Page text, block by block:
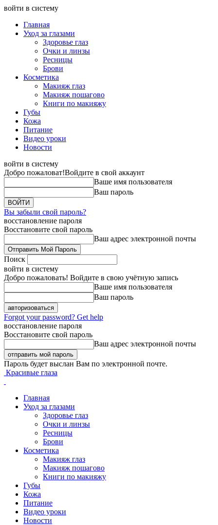
войти в систему
Главная
Уход за глазами
Здоровье глаз
Очки и линзы
Ресницы
Брови
Косметика
Макияж глаз
Макияж пошагово
Книги по макияжу
Губы
Кожа
Питание
Видео уроки
Новости
войти в систему
Добро пожаловат!Войдите в свой аккаунт
Ваше имя пользователя
Ваш пароль
Вы забыли свой пароль?
восстановление пароля
Восстановите свой пароль
Ваш адрес электронной почты
Поиск
войти в систему
Добро пожаловать! Войдите в свою учётную запись
Ваше имя пользователя
Ваш пароль
Forgot your password? Get help
восстановление пароля
Восстановите свой пароль
Ваш адрес электронной почты
Пароль будет выслан Вам по электронной почте.
Красивые глаза
Главная
Уход за глазами
Здоровье глаз
Очки и линзы
Ресницы
Брови
Косметика
Макияж глаз
Макияж пошагово
Книги по макияжу
Губы
Кожа
Питание
Видео уроки
Новости